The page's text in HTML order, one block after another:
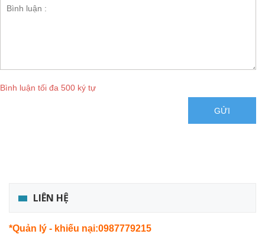
Bình luận tối đa 500 ký tự
GỬI
LIÊN HỆ
*Quản lý - khiếu nại:0987779215